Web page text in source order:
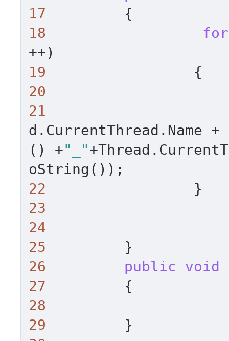
17
18
for
19
20
21
d.CurrentThread.Name +
() +"_"
22
23
24
25
26
public void
27
28
29